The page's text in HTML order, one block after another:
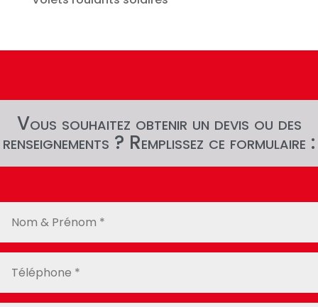
Vous souhaitez obtenir un devis ou des
renseignements ? Remplissez ce formulaire :